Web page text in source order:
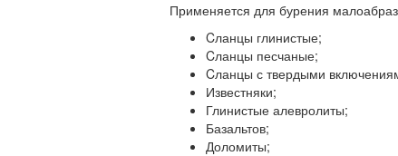
Применяется для бурения
Cланцы глинистые;
Cланцы песчаные;
Cланцы с твердыми
Известняки;
Глинистые алевролиты;
Базальтов;
Доломиты;